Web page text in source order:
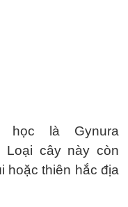
là Gynura
Loại cây này còn
hoặc thiên hắc địa